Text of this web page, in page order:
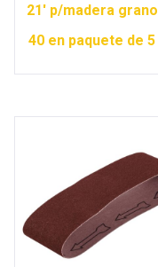
21′ p/madera grano
40 en paquete de 5